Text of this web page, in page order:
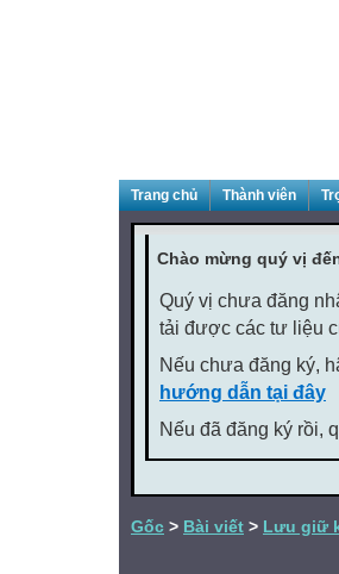
Trang chủ Thành viên
Chào mừng quý vị
Quý vị chưa đăng
tải được các tư liệu
Nếu chưa đăng ký,
hướng dẫn tại đây
Nếu đã đăng ký rồi,
Gốc > Bài viết > Lưu giữ